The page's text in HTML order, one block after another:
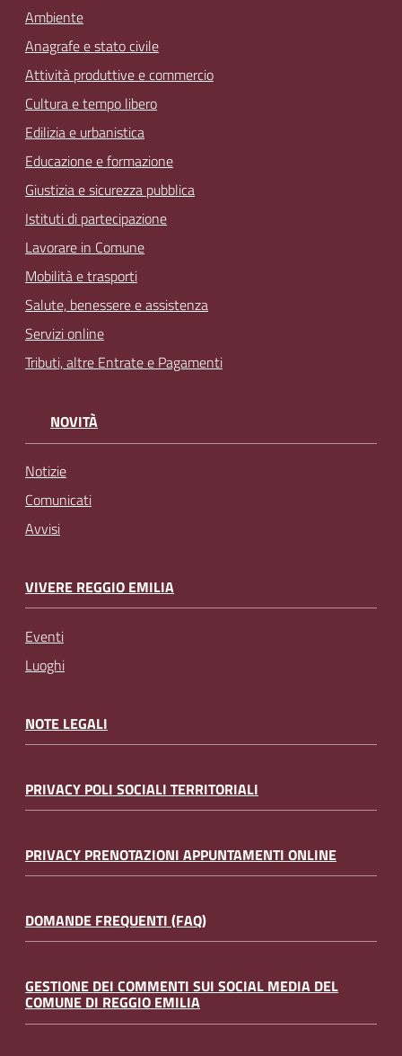
Ambiente
Anagrafe e stato civile
Attività produttive e commercio
Cultura e tempo libero
Edilizia e urbanistica
Educazione e formazione
Giustizia e sicurezza pubblica
Istituti di partecipazione
Lavorare in Comune
Mobilità e trasporti
Salute, benessere e assistenza
Servizi online
Tributi, altre Entrate e Pagamenti
NOVITÀ
Notizie
Comunicati
Avvisi
VIVERE REGGIO EMILIA
Eventi
Luoghi
NOTE LEGALI
PRIVACY POLI SOCIALI TERRITORIALI
PRIVACY PRENOTAZIONI APPUNTAMENTI ONLINE
DOMANDE FREQUENTI (FAQ)
GESTIONE DEI COMMENTI SUI SOCIAL MEDIA DEL
COMUNE DI REGGIO EMILIA